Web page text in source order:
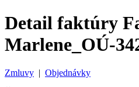
Detail faktúry
Marlene_OÚ-
Zmluvy | Objednávky